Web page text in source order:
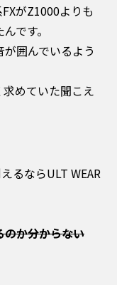
がZ1000よりも
です。
囲んでいるよう
めていた聞こえ
るならULT WEAR
のか分からない